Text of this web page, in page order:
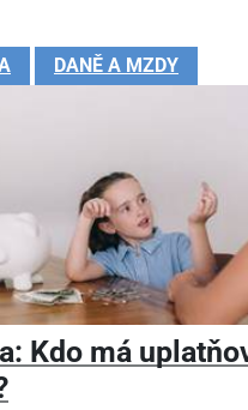
DANĚ A MZDY
Kdo má